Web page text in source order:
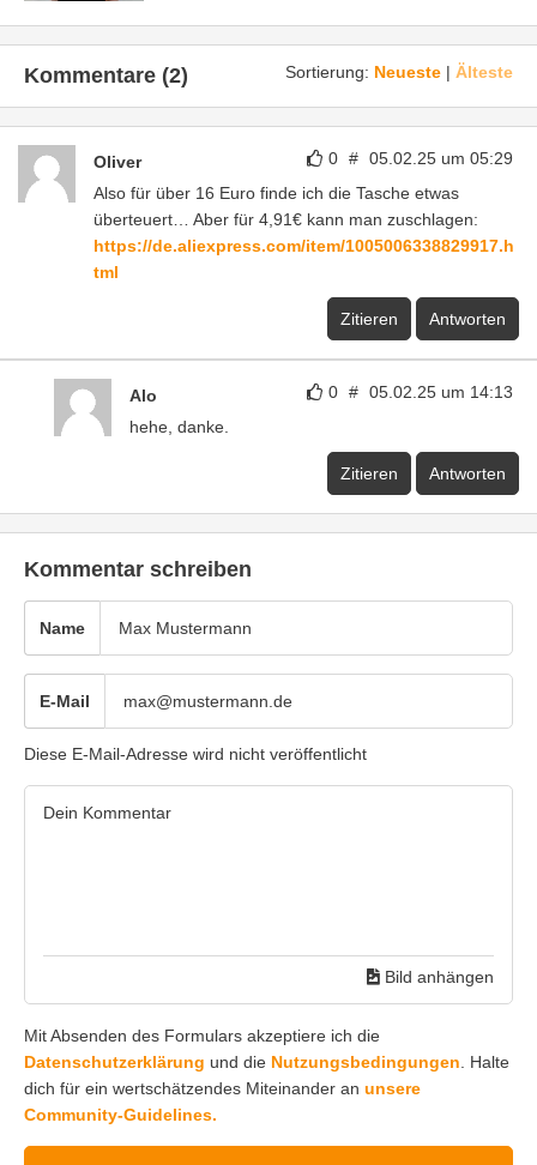
Sortierung: Neueste | Älteste
Kommentare (2)
0 # 05.02.25 um 05:29
Oliver
Also für über 16 Euro finde ich die Tasche etwas
überteuert… Aber für 4,91€ kann man zuschlagen:
https://de.aliexpress.com/item/1005006338829917.h
tml
Zitieren Antworten
0 # 05.02.25 um 14:13
Alo
hehe, danke.
Zitieren Antworten
Kommentar schreiben
Name
E-Mail
Diese E-Mail-Adresse wird nicht veröffentlicht
Bild anhängen
Mit Absenden des Formulars akzeptiere ich die
Datenschutzerklärung und die Nutzungsbedingungen. Halte
dich für ein wertschätzendes Miteinander an unsere
Community-Guidelines.